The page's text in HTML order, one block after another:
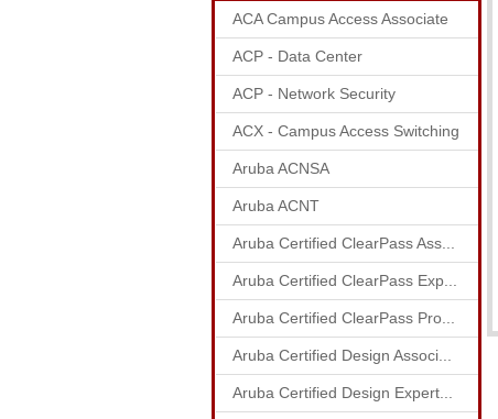
ACA Campus Access Associate
ACP - Data Center
ACP - Network Security
ACX - Campus Access Switching
Aruba ACNSA
Aruba ACNT
Aruba Certified ClearPass Ass...
Aruba Certified ClearPass Exp...
Aruba Certified ClearPass Pro...
Aruba Certified Design Associ...
Aruba Certified Design Expert...